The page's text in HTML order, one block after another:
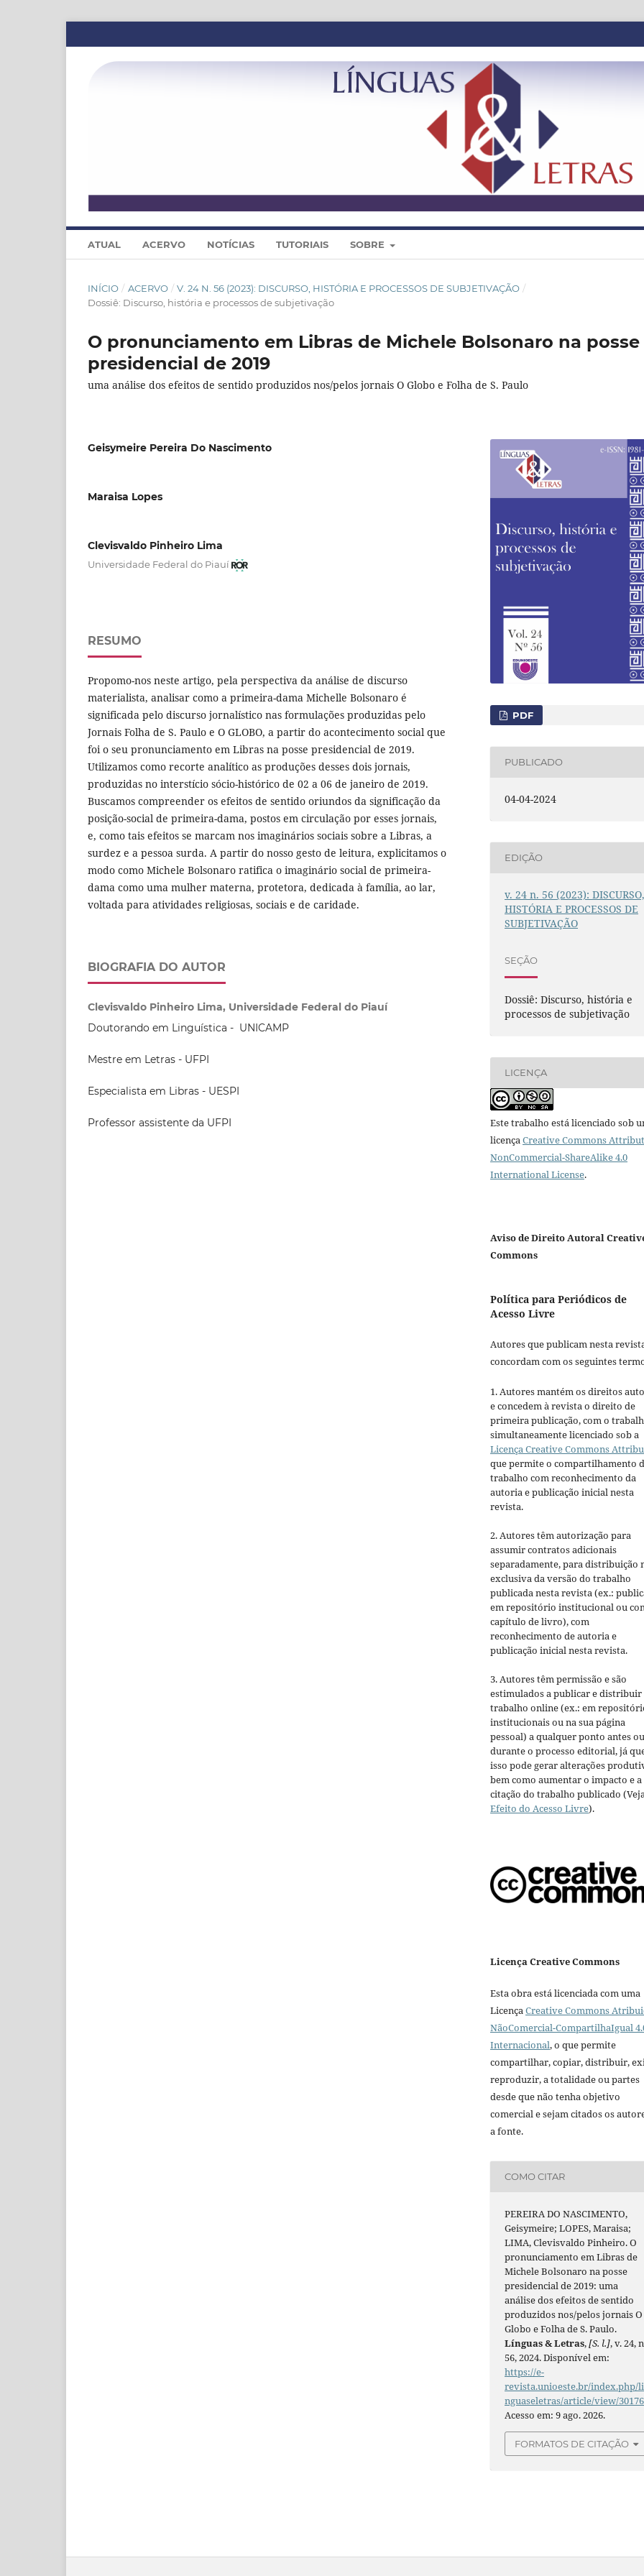
ATUAL ACERVO NOTÍCIAS TUTORIAIS SOBRE
INÍCIO / ACERVO / V. 24 N. 56 (2023): DISCURSO, HISTÓRIA E PROCESSOS DE SUBJETIVAÇÃO /
Dossiê: Discurso, história e processos de subjetivação
O pronunciamento em Libras de Michele Bolsonaro na posse
presidencial de 2019
uma análise dos efeitos de sentido produzidos nos/pelos jornais O Globo e Folha de S. Paulo
Geisymeire Pereira Do Nascimento
Maraisa Lopes
Clevisvaldo Pinheiro Lima
Universidade Federal do Piauí
RESUMO
Propomo-nos neste artigo, pela perspectiva da análise de discurso
materialista, analisar como a primeira-dama Michelle Bolsonaro é
significada pelo discurso jornalístico nas formulações produzidas pelo
Jornais Folha de S. Paulo e O GLOBO, a partir do acontecimento social que
foi o seu pronunciamento em Libras na posse presidencial de 2019.
Utilizamos como recorte analítico as produções desses dois jornais,
produzidas no interstício sócio-histórico de 02 a 06 de janeiro de 2019.
Buscamos compreender os efeitos de sentido oriundos da significação da
posição-social de primeira-dama, postos em circulação por esses jornais,
e, como tais efeitos se marcam nos imaginários sociais sobre a Libras, a
surdez e a pessoa surda. A partir do nosso gesto de leitura, explicitamos o
modo como Michele Bolsonaro ratifica o imaginário social de primeira-
dama como uma mulher materna, protetora, dedicada à família, ao lar,
voltada para atividades religiosas, sociais e de caridade.
BIOGRAFIA DO AUTOR
Clevisvaldo Pinheiro Lima, Universidade Federal do Piauí
Doutorando em Linguística - UNICAMP
Mestre em Letras - UFPI
Especialista em Libras - UESPI
Professor assistente da UFPI
PDF
PUBLICADO
04-04-2024
EDIÇÃO
v. 24 n. 56 (2023): DISCURSO,
HISTÓRIA E PROCESSOS DE
SUBJETIVAÇÃO
SEÇÃO
Dossiê: Discurso, história e
processos de subjetivação
LICENÇA
Este trabalho está licenciado sob
licençaCreative Commons
NonCommercial-ShareAlike 4.0
International License.
Aviso de Direito Autoral
Commons
Política para Periódicos de
Acesso Livre
Autores que publicam nesta
concordam com os seguintes
1. Autores mantém os direitos
e concedem à revista o direito de
primeira publicação, com o
simultaneamente licenciado sob a
Licença Creative Commons
que permite o compartilhamento
trabalho com reconhecimento da
autoria e publicação inicial nesta
revista.
2. Autores têm autorização para
assumir contratos adicionais
separadamente, para distribuição
exclusiva da versão do trabalho
publicada nesta revista (ex.:
em repositório institucional ou
capítulo de livro), com
reconhecimento de autoria e
publicação inicial nesta revista.
3. Autores têm permissão e são
estimulados a publicar e distribuir
trabalho online (ex.: em
institucionais ou na sua página
pessoal) a qualquer ponto antes ou
durante o processo editorial, já
isso pode gerar alterações
bem como aumentar o impacto e a
citação do trabalho publicado
Efeito do Acesso Livre).
Licença Creative Commons
Esta obra está licenciada com uma
Licença Creative Commons
NãoComercial-CompartilhaIgual
Internacional, o que permite
compartilhar, copiar, distribuir,
reproduzir, a totalidade ou partes
desde que não tenha objetivo
comercial e sejam citados os
a fonte.
COMO CITAR
PEREIRA DO NASCIMENTO,
Geisymeire; LOPES, Maraisa;
LIMA, Clevisvaldo Pinheiro. O
pronunciamento em Libras de
Michele Bolsonaro na posse
presidencial de 2019: uma
análise dos efeitos de sentido
produzidos nos/pelos jornais O
Globo e Folha de S. Paulo.
Línguas & Letras,[S. l.], v. 24,
56, 2024. Disponível em:
https://e-
revista.unioeste.br/index.php/li
nguaseletras/article/view/30176
Acesso em: 9 ago. 2026.
FORMATOS DE CITAÇÃO